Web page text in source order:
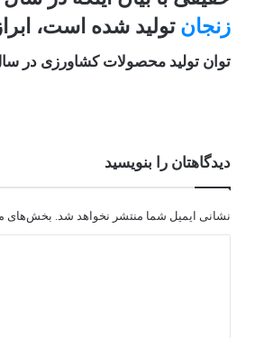
زنجان تولید شده است،
توان تولید محصولات کشاورزی در
دیدگاهتان را بنویسید
نشانی ایمیل شما منتشر نخواهد شد. بخش‌های